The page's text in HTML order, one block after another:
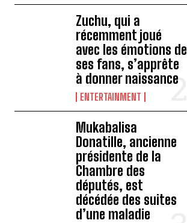
Zuchu, qui a
récemment joué
avec les émotions de
ses fans, s’apprête
à donner naissance
ENTERTAINMENT
Mukabalisa
Donatille, ancienne
présidente de la
Chambre des
députés, est
décédée des suites
d’une maladie